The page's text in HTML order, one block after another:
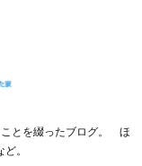
ことを綴ったブログ。 ほ
。